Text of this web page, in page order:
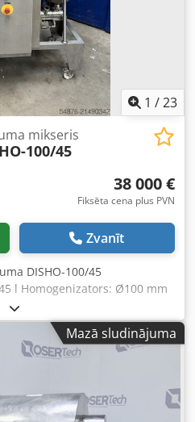
1 /23
mikseris
100/45
38 000 €
Fiksēta cena plus PVN
Zvanīt
DISHO-100/45
l Homogenizators: Ø100 mm
kW Apvalka spiediens: 6 bar
temperatūra: 180 °C
Enkurmaišītājs ar skrāpi
izmēri - Garums:160 cm
cm.
Mazā sludinājuma